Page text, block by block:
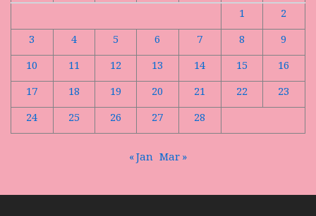
1
2
3
4 5 6 7 8
9
10
11 12 13 14 15
16
17
18 19 20 21 22
23
24
25 26 27 28
« Jan Mar »